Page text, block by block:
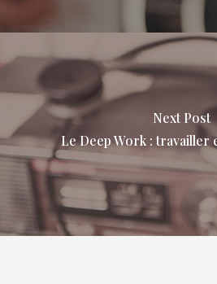
Next Post
Le Deep Work :